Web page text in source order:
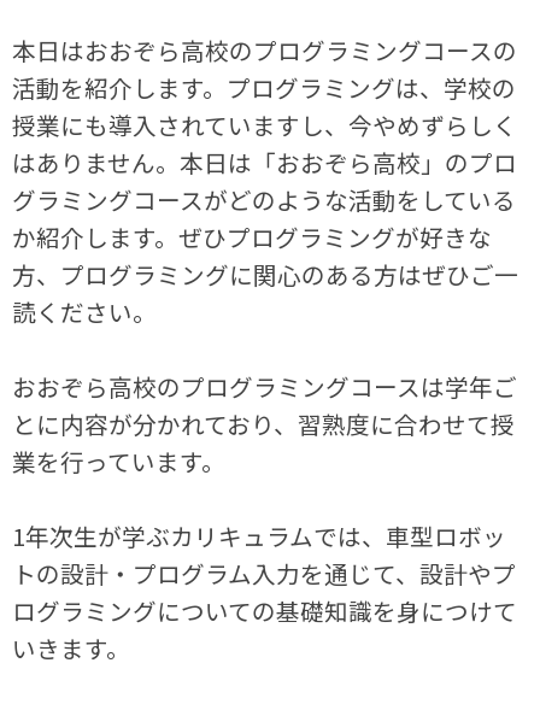
本日はおおぞら高校のプログラミングコースの
活動を紹介します。プログラミングは、学校の
授業にも導入されていますし、今やめずらしく
はありません。本日は「おおぞら高校」のプロ
グラミングコースがどのような活動をしている
か紹介します。ぜひプログラミングが好きな
方、プログラミングに関心のある方はぜひご一
読ください。
おおぞら高校のプログラミングコースは学年ご
とに内容が分かれており、習熟度に合わせて授
業を行っています。
1年次生が学ぶカリキュラムでは、車型ロボッ
トの設計・プログラム入力を通じて、設計やプ
ログラミングについての基礎知識を身につけて
いきます。